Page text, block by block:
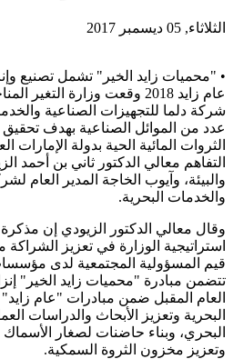
الثلاثاء, 05 ديسمبر 2017
عام زايد 2018 وقعت وزارة
شركة دلما للتجهيزات الصناعية
عدد من الموائل الصناعية بهدف تحقيق
الثروات المائية الحية بدولة الإمارات
التفاهم معالي الدكتور ثاني بن أحمد
والبيئة، وآيوب الخاجة المدير العام
والخدمات البحرية.
وقال معالي الدكتور الزيودي إن
استراتيجية الوزارة في تعزيز
قيم المسؤولية المجتمعية لدى
العام المقبل ضمن مبادرات "عام
البحرية وتعزيز الأبحاث والدراسات
البحري، وبناء حاضنات لصغار الأسماك
وتعزيز مخزون الثروة السمكية.